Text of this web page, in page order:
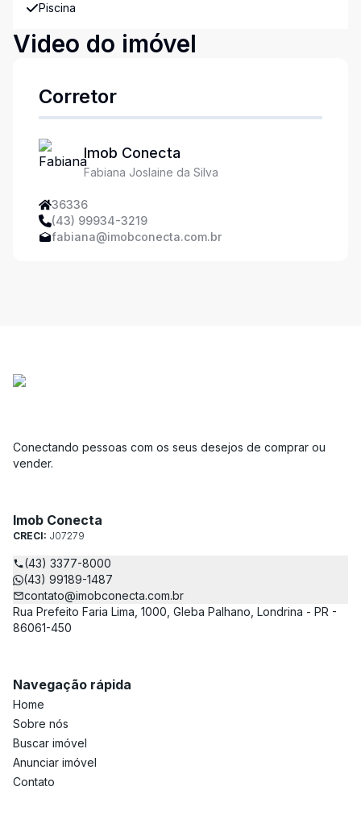
Piscina
Video do imóvel
Corretor
Imob Conecta
Fabiana Joslaine da Silva
36336
(43) 99934-3219
fabiana@imobconecta.com.br
Conectando pessoas com os seus desejos de comprar ou
vender.
Imob Conecta
CRECI: J07279
(43) 3377-8000
(43) 99189-1487
contato@imobconecta.com.br
Rua Prefeito Faria Lima, 1000, Gleba Palhano, Londrina - PR -
86061-450
Navegação rápida
Home
Sobre nós
Buscar imóvel
Anunciar imóvel
Contato